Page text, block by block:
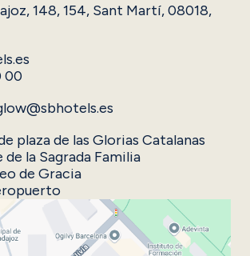
148, 154, Sant Martí, 08018,
00
plaza de las Glorias Catalanas
la Sagrada Familia
de Gracia